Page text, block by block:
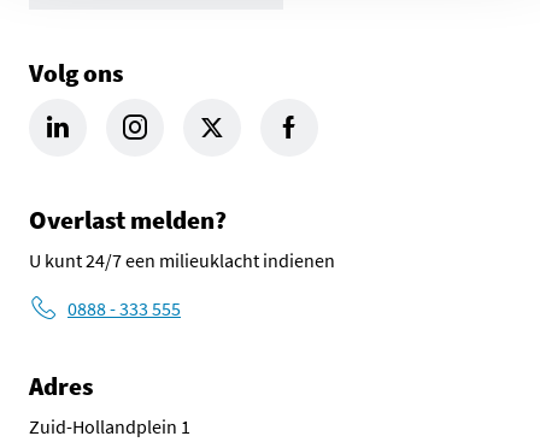
Volg ons
LinkedIn Omgevingsdienst Haaglanden (opent in een nieuw
Instagram Omgevingsdienst Haaglanden (opent in
X Omgevingsdienst Haaglanden (opent in
Facebook Omgevingsdienst
Overlast melden?
U kunt 24/7 een milieuklacht indienen
0888 - 333 555
Adres
Zuid-Hollandplein 1